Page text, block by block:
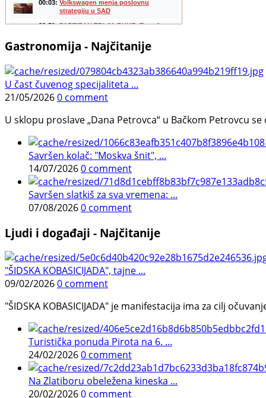
Gastronomija - Najčitanije
U čast čuvenog specijaliteta ...
21/05/20260 comment
U sklopu proslave „Dana Petrovca“ u Bačkom Petrovcu
Savršen kolač: "Moskva šnit", ...
14/07/20260 comment
Savršen slatkiš za sva vremena: ...
07/08/20260 comment
Ljudi i događaji - Najčitanije
"ŠIDSKA KOBASICIJADA", tajne ...
09/02/20260 comment
"ŠIDSKA KOBASICIJADA" je manifestacija ima za cilj
Turistička ponuda Pirota na 6. ...
24/02/20260 comment
Na Zlatiboru obeležena kineska ...
20/02/20260 comment